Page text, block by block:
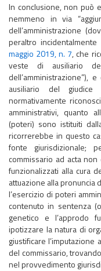
In conclusione, non può
nemmeno in via
dell’amministrazione
peraltro
maggio 2019, n. 7, che
veste di ausiliario
ausiliario del
normativamente
amministrativi, quanto
(poteri) sono istituiti
ricorrerebbe in questo
fonte giurisdizionale;
commissario ad acta
funzionalizzati alla cura
attuazione alla pronuncia
l’esercizio di poteri
contenuto in sentenza
genetico e l’approdo
ipotizzare la natura di
giustificare l’imputazione
del commissario,
nel provvedimento